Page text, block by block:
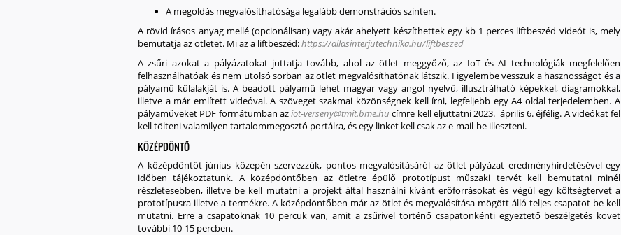
A megoldás megvalósíthatósága legalább demonstrációs szinten.
A rövid írásos anyag mellé (opcionálisan) vagy akár ahelyett készíthettek egy kb 1 perces liftbeszéd videót is, mely
bemutatja az ötletet. Mi az a liftbeszéd:https://allasinterjutechnika.hu/liftbeszed
A zsűri azokat a pályázatokat juttatja tovább, ahol az ötlet meggyőző, az IoT és AI technológiák megfelelően
felhasználhatóak és nem utolsó sorban az ötlet megvalósíthatónak látszik. Figyelembe vesszük a hasznosságot és a
pályamű külalakját is. A beadott pályamű lehet magyar vagy angol nyelvű, illusztrálható képekkel, diagramokkal,
illetve a már említett videóval. A szöveget szakmai közönségnek kell írni, legfeljebb egy A4 oldal terjedelemben. A
pályaműveket PDF formátumban aziot-verseny@tmit.bme.hu címre kell eljuttatni2023. április 6.éjfélig. A videókat fel
kell tölteni valamilyen tartalommegosztó portálra, és egy linket kell csak az e-mail-be illeszteni.
KÖZÉPDÖNTŐ
A középdöntőt június közepén szervezzük, pontos megvalósításáról az ötlet-pályázat eredményhirdetésével egy
időben tájékoztatunk. A középdöntőben az ötletre épülő prototípust műszaki tervét kell bemutatni minél
részletesebben, illetve be kell mutatni a projekt által használni kívánt erőforrásokat és végül egy költségtervet a
prototípusra illetve a termékre. A középdöntőben már az ötlet és megvalósítása mögött álló teljes csapatot be kell
mutatni. Erre a csapatoknak 10 percük van, amit a zsűrivel történő csapatonkénti egyeztető beszélgetés követ
további 10-15 percben.